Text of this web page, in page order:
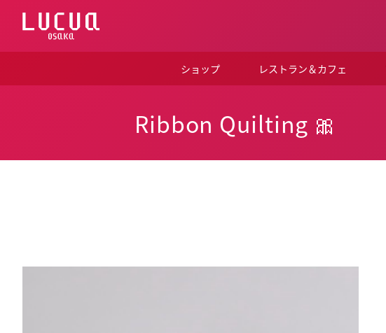
ス
ショップ レストラン＆カフェ
Ribbon Quilting 🎀